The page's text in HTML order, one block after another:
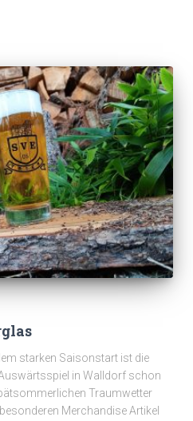
starken Saisonstart ist die
in Walldorf schon
Traumwetter
Merchandise Artikel